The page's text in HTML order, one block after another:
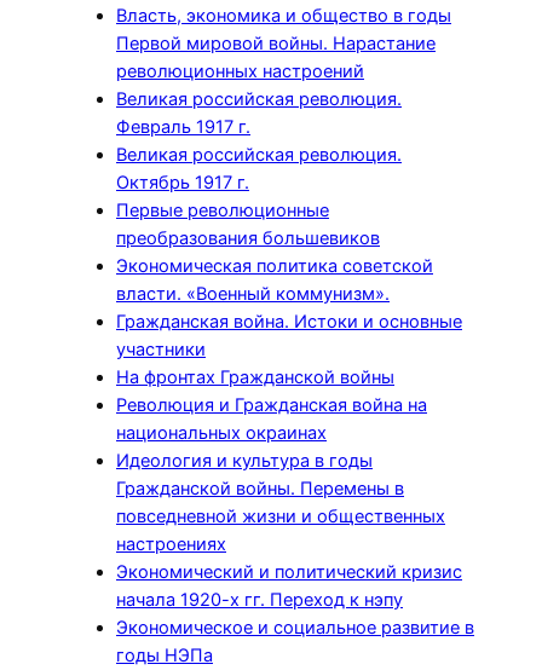
Власть, экономика и общество в годы
Первой мировой войны. Нарастание
революционных настроений
Великая российская революция.
Февраль 1917 г.
Великая российская революция.
Октябрь 1917 г.
Первые революционные
преобразования большевиков
Экономическая политика советской
власти. «Военный коммунизм».
Гражданская война. Истоки и основные
участники
На фронтах Гражданской войны
Революция и Гражданская война на
национальных окраинах
Идеология и культура в годы
Гражданской войны. Перемены в
повседневной жизни и общественных
настроениях
Экономический и политический кризис
начала 1920-х гг. Переход к нэпу
Экономическое и социальное развитие в
годы НЭПа